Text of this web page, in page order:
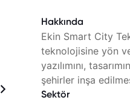
Hakkında
Ekin Smart City
teknolojisine yön
yazılımını,
şehirler inşa
Sektör